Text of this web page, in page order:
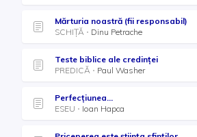
Mărturia noastră (fii responsabil)
SCHIȚĂ
Dinu Petrache
Teste biblice ale credinței
PREDICĂ
Paul Washer
Perfecțiunea...
ESEU
Ioan Hapca